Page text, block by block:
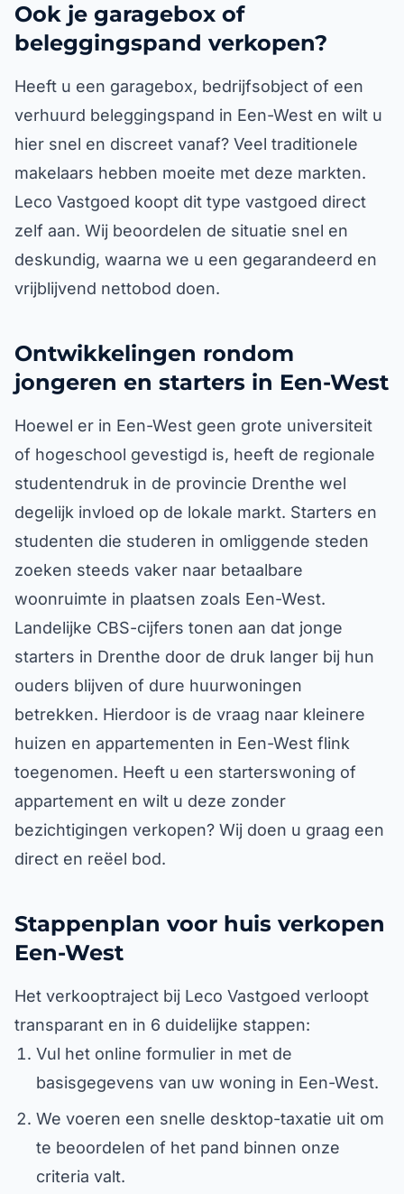
Ook je garagebox of
beleggingspand verkopen?
Heeft u een garagebox, bedrijfsobject of een
verhuurd beleggingspand in Een-West en wilt u
hier snel en discreet vanaf? Veel traditionele
makelaars hebben moeite met deze markten.
Leco Vastgoed koopt dit type vastgoed direct
zelf aan. Wij beoordelen de situatie snel en
deskundig, waarna we u een gegarandeerd en
vrijblijvend nettobod doen.
Ontwikkelingen rondom
jongeren en starters in Een-West
Hoewel er in Een-West geen grote universiteit
of hogeschool gevestigd is, heeft de regionale
studentendruk in de provincie Drenthe wel
degelijk invloed op de lokale markt. Starters en
studenten die studeren in omliggende steden
zoeken steeds vaker naar betaalbare
woonruimte in plaatsen zoals Een-West.
Landelijke CBS-cijfers tonen aan dat jonge
starters in Drenthe door de druk langer bij hun
ouders blijven of dure huurwoningen
betrekken. Hierdoor is de vraag naar kleinere
huizen en appartementen in Een-West flink
toegenomen. Heeft u een starterswoning of
appartement en wilt u deze zonder
bezichtigingen verkopen? Wij doen u graag een
direct en reëel bod.
Stappenplan voor huis verkopen
Een-West
Het verkooptraject bij Leco Vastgoed verloopt
transparant en in 6 duidelijke stappen:
Vul het online formulier in met de
basisgegevens van uw woning in Een-West.
We voeren een snelle desktop-taxatie uit om
te beoordelen of het pand binnen onze
criteria valt.